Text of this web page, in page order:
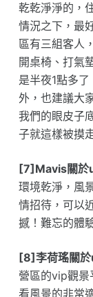
乾乾淨淨的，
情況之下，最
區有三組客人
開桌椅、打氣
是半夜1點多
外，也建議大
我們的眼皮子
子就這樣被摸
[7]Mavis關於
環境乾淨，風
情招待，可以
撼！難忘的體
[8]李荷瑤關
營區的vip觀景
看風景的非常